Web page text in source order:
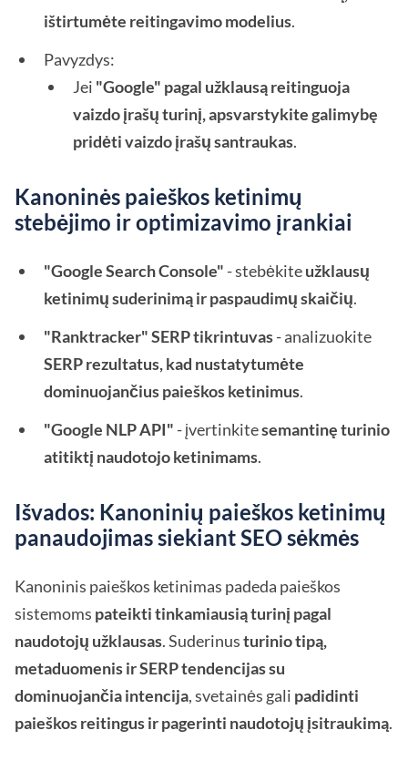
ištirtumėte reitingavimo modelius.
Pavyzdys:
Jei "Google" pagal užklausą reitinguoja
vaizdo įrašų turinį, apsvarstykite galimybę
pridėti vaizdo įrašų santraukas.
Kanoninės paieškos ketinimų
stebėjimo ir optimizavimo įrankiai
"Google Search Console" - stebėkiteužklausų
ketinimų suderinimą ir paspaudimų skaičių.
"Ranktracker" SERP tikrintuvas- analizuokite
SERP rezultatus, kad nustatytumėte
dominuojančius paieškos ketinimus.
"Google NLP API" - įvertinkitesemantinę turinio
atitiktį naudotojo ketinimams.
Išvados: Kanoninių paieškos ketinimų
panaudojimas siekiant SEO sėkmės
Kanoninis paieškos ketinimas padeda paieškos
sistemoms pateikti tinkamiausią turinį pagal
naudotojų užklausas. Suderinusturinio tipą,
metaduomenis ir SERP tendencijas su
dominuojančia intencija, svetainės gali padidinti
paieškos reitingus ir pagerinti naudotojų įsitraukimą.